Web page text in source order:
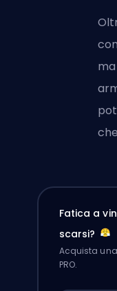
Fatica a
scarsi?
Acquista
PRO.